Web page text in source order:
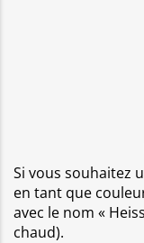
Si vous souhaitez
en tant que
avec le nom «
chaud).